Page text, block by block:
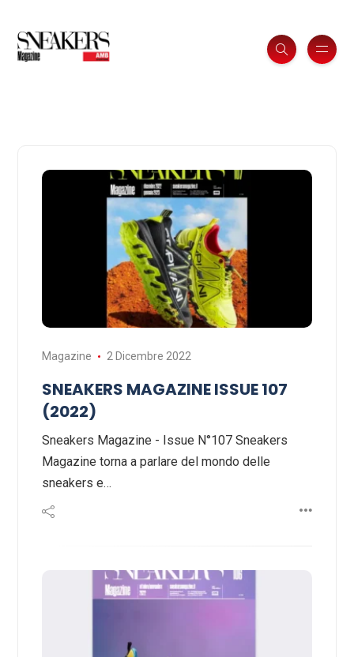
Magazine 2 Dicembre 2022
SNEAKERS MAGAZINE ISSUE 107
(2022)
Sneakers Magazine - Issue N°107 Sneakers
Magazine torna a parlare del mondo delle
sneakers e…